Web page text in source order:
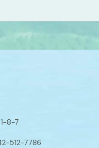
8-7
512-7786